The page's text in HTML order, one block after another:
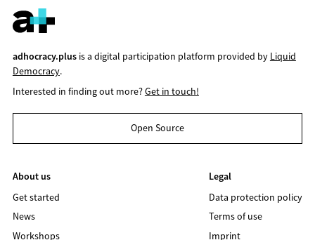
adhocracy.plusis a digital participation platform provided by Liquid
Democracy.
Interested in finding out more?Get in touch!
Open Source
About us
Get started
News
Workshops
Legal
Data protection policy
Terms of use
Imprint